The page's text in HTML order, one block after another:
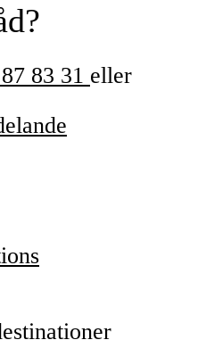
83 31 eller